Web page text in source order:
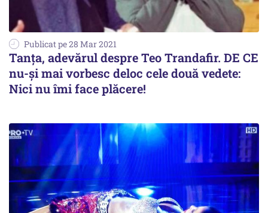
Publicat pe 28 Mar 2021
Tanța, adevărul despre Teo Trandafir. DE CE
nu-și mai vorbesc deloc cele două vedete:
Nici nu îmi face plăcere!